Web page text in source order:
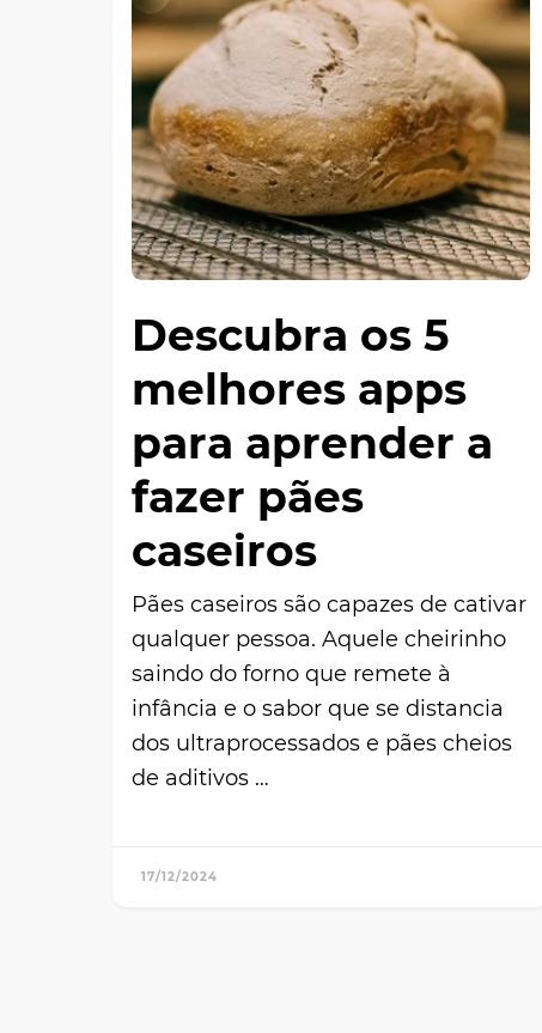
Descubra os 5
melhores apps
para aprender a
fazer pães
caseiros
Pães caseiros são capazes de cativar
qualquer pessoa. Aquele cheirinho
saindo do forno que remete à
infância e o sabor que se distancia
dos ultraprocessados e pães cheios
de aditivos …
17/12/2024